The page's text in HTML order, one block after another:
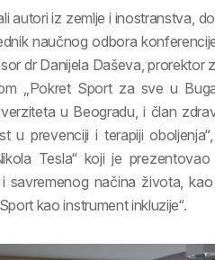
autori iz zemlje i inostranstva,
naučnog odbora
dr Danijela Daševa,
„Pokret Sport za sve u
u Beogradu, i član
u prevenciji i terapiji
Tesla“ koji je
savremenog načina života,
kao instrument inkluzije“.